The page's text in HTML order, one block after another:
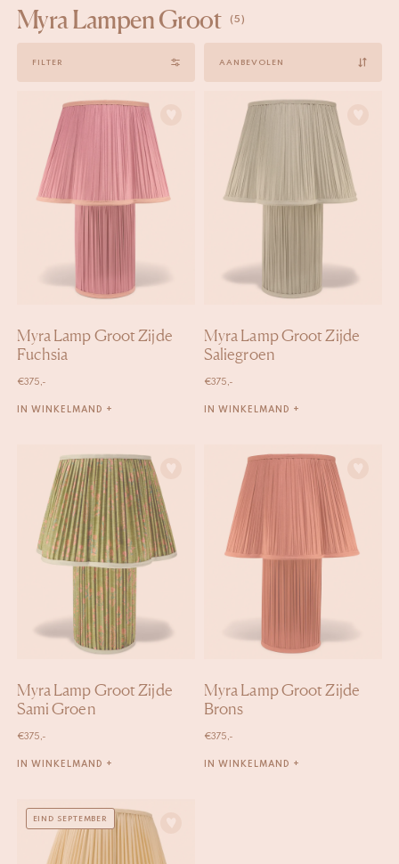
Myra Lampen Groot (5)
FILTER
Myra Lamp Groot Zijde
Fuchsia
€375,-
IN WINKELMAND +
Myra Lamp Groot Zijde
Saliegroen
€375,-
IN WINKELMAND +
Myra Lamp Groot Zijde
Sami Groen
€375,-
IN WINKELMAND +
Myra Lamp Groot Zijde
Brons
€375,-
IN WINKELMAND +
EIND SEPTEMBER